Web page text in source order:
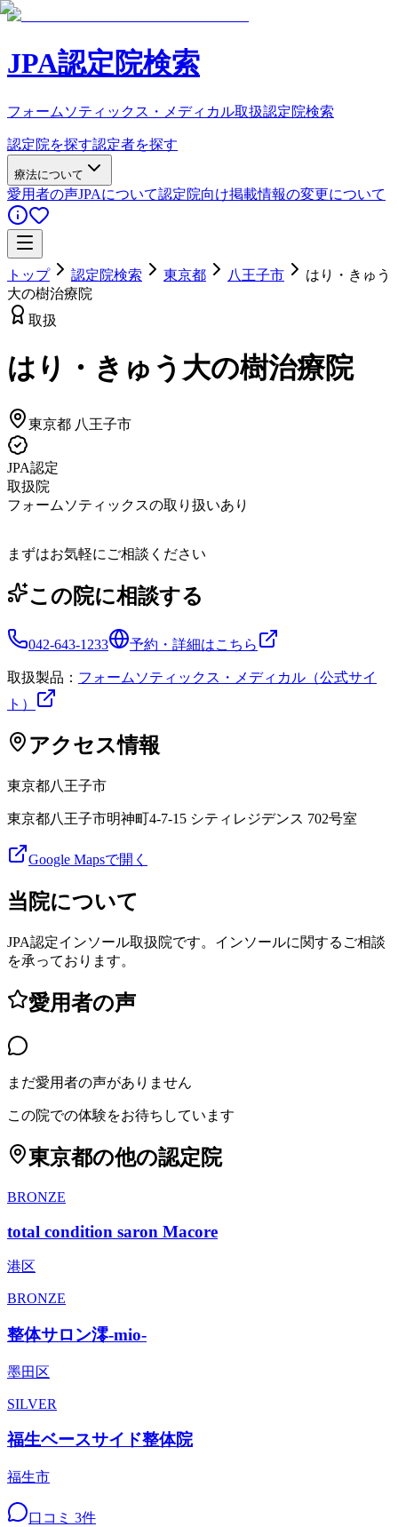
JPA認定院検索
フォームソティックス・メディカル取扱認定院検索
認定院を探す認定者を探す
療法について
愛用者の声JPAについて認定院向け掲載情報の変更について
トップ 認定院検索 東京都 八王子市
はり・きゅう
大の樹治療院
取扱
はり・きゅう大の樹治療院
東京都 八王子市
JPA認定
取扱院
フォームソティックスの取り扱いあり
まずはお気軽にご相談ください
この院に相談する
042-643-1233 予約・詳細はこちら
取扱製品： フォームソティックス・メディカル（公式サイ
ト）
アクセス情報
東京都八王子市
東京都八王子市明神町4-7-15 シティレジデンス 702号室
Google Mapsで開く
当院について
JPA認定インソール取扱院です。インソールに関するご相談
を承っております。
愛用者の声
まだ愛用者の声がありません
この院での体験をお待ちしています
東京都の他の認定院
BRONZE
total condition saron Macore
港区
BRONZE
整体サロン澪-mio-
墨田区
SILVER
福生ベースサイド整体院
福生市
口コミ 3件